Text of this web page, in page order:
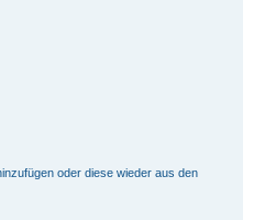
oder diese wieder aus den